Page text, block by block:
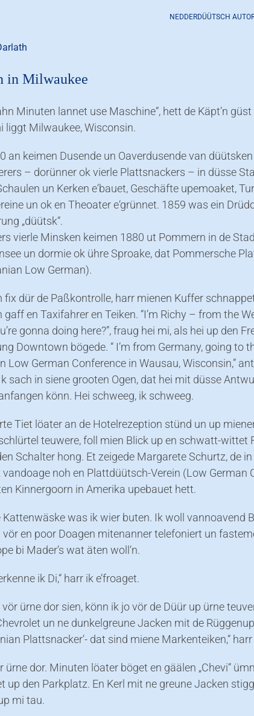
NEDDERDÜÜTSCH
in Milwaukee
Minuten lannet use Maschine“, hett de Käpt’n güst
liggt Milwaukee, Wisconsin.
an keimen Dusende un Oaverdusende van düütsken
– dorünner ok vierle Plattsnackers – in düsse
un Kerken e‘bauet, Geschäfte upemoaket,
un ok en Theoater e‘grünnet. 1859 was ein
„düütsk“.
vierle Minsken keimen 1880 ut Pommern in de
un dormie ok ühre Sproake, dat Pommersche
Low German).
fix dür de Paßkontrolle, harr mienen Kuffer
gaff en Taxifahrer en Teiken. “I’m Richy – from the
gonna doing here?”, fraug hei mi, als hei up den
Downtown bögede. “ I’m from Germany, going to
Low German Conference in Wausau, Wisconsin,”
sach in siene grooten Ogen, dat hei mit düsse
könn. Hei schweeg, ik schweeg.
Tiet löater an de Hotelrezeption stünd un up
teuwere, foll mien Blick up en schwatt-wittet
Schalter hong. Et zeigede Margarete Schurtz, de
vandoage noh en Plattdüütsch-Verein (Low German
Kinnergoorn in Amerika upebauet hett.
Kattenwäske was ik wier buten. Ik woll vannoavend
vör en poor Doagen mitenanner telefoniert un
bi Mader’s wat äten woll‘n.
ik Di,“ harr ik e’froaget.
ürne dor sien, könn ik jo vör de Düür up ürne
un ne dunkelgreune Jacken mit de
Plattsnacker‘- dat sind miene Markenteiken,“ harr
ürne dor. Minuten löater böget en gäälen „Chevi“
up den Parkplatz. En Kerl mit ne greune Jacken
mi tau.